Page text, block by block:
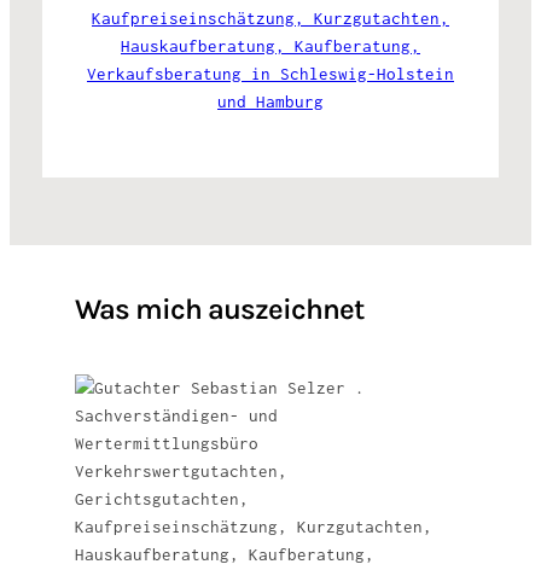
Was mich auszeichnet